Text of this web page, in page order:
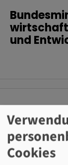
und
Cookies